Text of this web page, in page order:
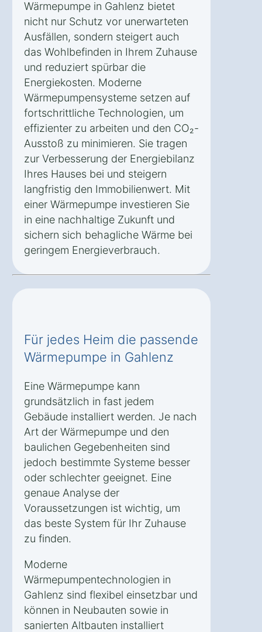
Wärmepumpe in Gahlenz bietet
nicht nur Schutz vor unerwarteten
Ausfällen, sondern steigert auch
das Wohlbefinden in Ihrem Zuhause
und reduziert spürbar die
Energiekosten. Moderne
Wärmepumpensysteme setzen auf
fortschrittliche Technologien, um
effizienter zu arbeiten und den CO₂-
Ausstoß zu minimieren. Sie tragen
zur Verbesserung der Energiebilanz
Ihres Hauses bei und steigern
langfristig den Immobilienwert. Mit
einer Wärmepumpe investieren Sie
in eine nachhaltige Zukunft und
sichern sich behagliche Wärme bei
geringem Energieverbrauch.
Für jedes Heim die passende
Wärmepumpe in Gahlenz
Eine Wärmepumpe kann
grundsätzlich in fast jedem
Gebäude installiert werden. Je nach
Art der Wärmepumpe und den
baulichen Gegebenheiten sind
jedoch bestimmte Systeme besser
oder schlechter geeignet. Eine
genaue Analyse der
Voraussetzungen ist wichtig, um
das beste System für Ihr Zuhause
zu finden.
Moderne
Wärmepumpentechnologien in
Gahlenz sind flexibel einsetzbar und
können in Neubauten sowie in
sanierten Altbauten installiert